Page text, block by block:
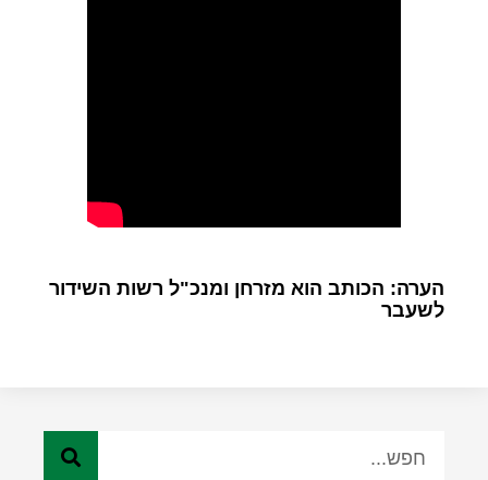
הערה: הכותב הוא מזרחן ומנכ"ל רשות השידור
לשעבר